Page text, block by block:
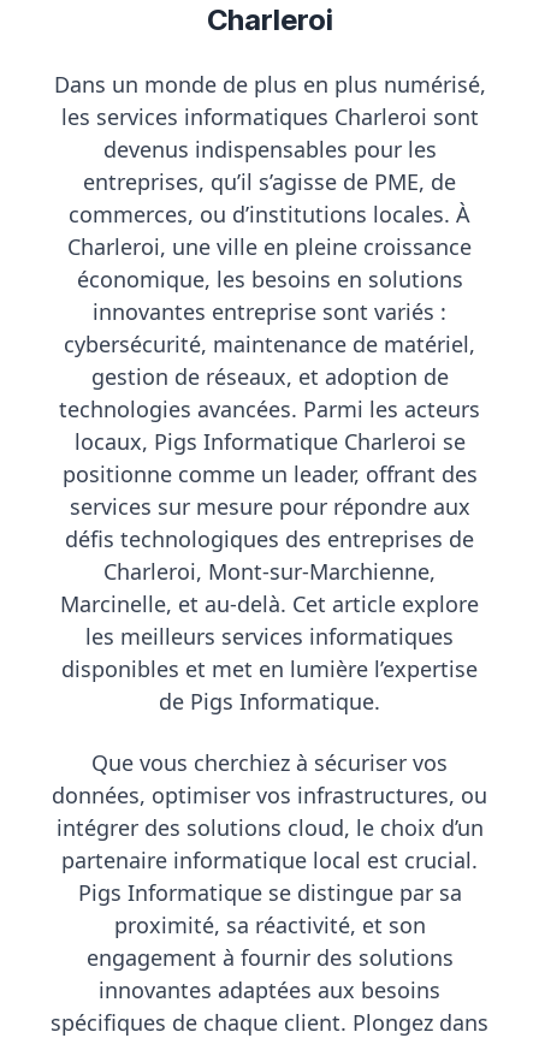
Charleroi
Dans un monde de plus en plus numérisé,
les services informatiques Charleroi sont
devenus indispensables pour les
entreprises, qu’il s’agisse de PME, de
commerces, ou d’institutions locales. À
Charleroi, une ville en pleine croissance
économique, les besoins en solutions
innovantes entreprise sont variés :
cybersécurité, maintenance de matériel,
gestion de réseaux, et adoption de
technologies avancées. Parmi les acteurs
locaux, Pigs Informatique Charleroi se
positionne comme un leader, offrant des
services sur mesure pour répondre aux
défis technologiques des entreprises de
Charleroi, Mont-sur-Marchienne,
Marcinelle, et au-delà. Cet article explore
les meilleurs services informatiques
disponibles et met en lumière l’expertise
de Pigs Informatique.
Que vous cherchiez à sécuriser vos
données, optimiser vos infrastructures, ou
intégrer des solutions cloud, le choix d’un
partenaire informatique local est crucial.
Pigs Informatique se distingue par sa
proximité, sa réactivité, et son
engagement à fournir des solutions
innovantes adaptées aux besoins
spécifiques de chaque client. Plongez dans